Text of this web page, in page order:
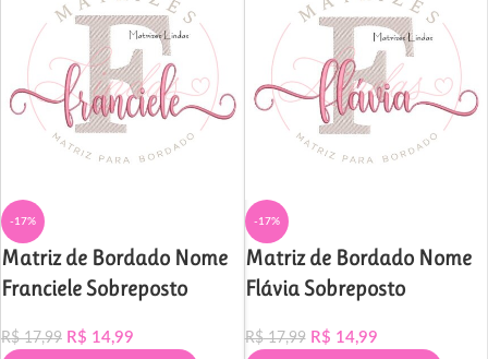
-17%
Matriz de Bordado Nome
Franciele Sobreposto
R$17,99 R$ 14,99
-17%
Matriz de Bordado Nome
Flávia Sobreposto
R$17,99 R$ 14,99